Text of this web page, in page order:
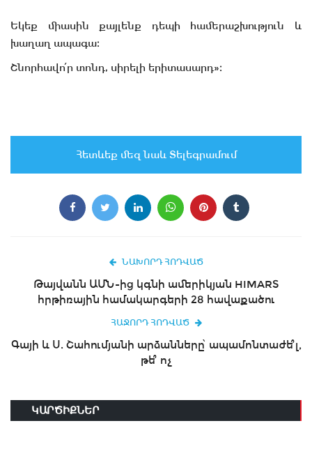
Եկեք միասին քայլենք դեպի համերաշխություն և
խաղաղ ապագա։
Շնորհավո՛ր տոնդ, սիրելի երիտասարդ»։
Հետևեք մեզ նաև Տելեգրամում
ՆԱԽՈՐԴ ՀՈԴՎԱԾ
Թայվանն ԱՄՆ-ից կգնի ամերիկյան HIMARS
հրթիռային համակարգերի 28 հավաքածու
ՀԱՋՈՐԴ ՀՈԴՎԱԾ
Գայի և Ս. Շահումյանի արձանները՝ ապամոնտաժե՞լ,
թե՞ ոչ
ԿԱՐԾԻՔՆԵՐ